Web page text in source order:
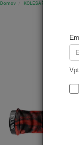
Domov KOLESARSTVO